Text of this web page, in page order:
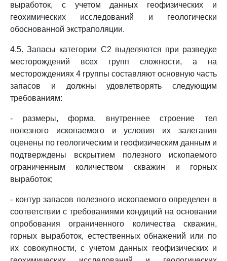
выработок, с учетом данных геофизических и
геохимических исследований и геологически
обоснованной экстраполяции.
4.5. Запасы категории C2 выделяются при разведке
месторождений всех групп сложности, а на
месторождениях 4 группы составляют основную часть
запасов и должны удовлетворять следующим
требованиям:
- размеры, форма, внутреннее строение тел
полезного ископаемого и условия их залегания
оценены по геологическим и геофизическим данным и
подтверждены вскрытием полезного ископаемого
ограниченным количеством скважин и горных
выработок;
- контур запасов полезного ископаемого определен в
соответствии с требованиями кондиций на основании
опробования ограниченного количества скважин,
горных выработок, естественных обнажений или по
их совокупности, с учетом данных геофизических и